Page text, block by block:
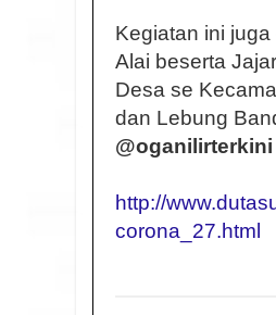
Kegiatan ini
Alai beserta
Desa se
dan Lebung
@oganilirterkini
http://
corona_27.html